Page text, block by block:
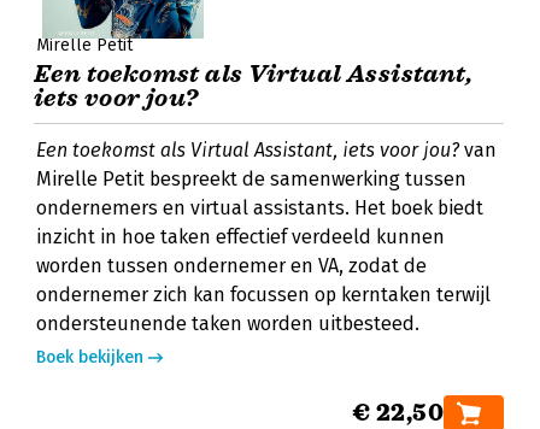
Mirelle Petit
Een toekomst als Virtual Assistant,
iets voor jou?
Een toekomst als Virtual Assistant, iets voor jou? van
Mirelle Petit bespreekt de samenwerking tussen
ondernemers en virtual assistants. Het boek biedt
inzicht in hoe taken effectief verdeeld kunnen
worden tussen ondernemer en VA, zodat de
ondernemer zich kan focussen op kerntaken terwijl
ondersteunende taken worden uitbesteed.
Boek bekijken
€ 22,50